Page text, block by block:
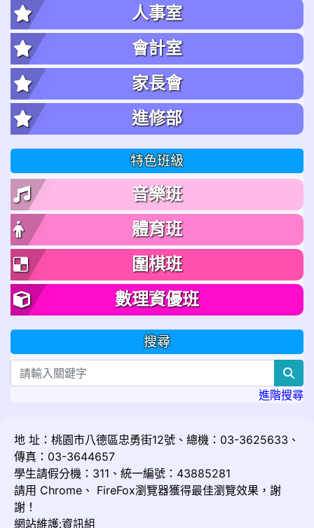
人事室
會計室
家長會
進修部
特色班級
音樂班
體育班
圍棋班
數理資優班
搜尋
進階搜尋
地 址：桃園市八德區忠勇街12號、總機：03-3625633、
傳真：03-3644657
學生請假分機：311、統一編號：43885281
請用 Chrome 、 FireFox瀏覽器獲得最佳瀏覽效果，謝
謝！
網站維護:資訊組